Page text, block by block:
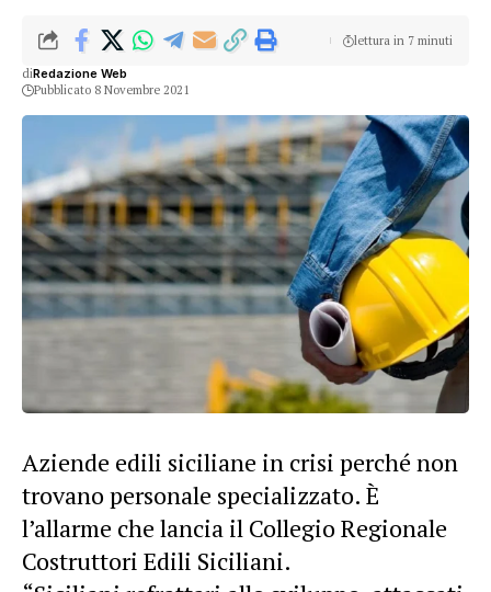
diRedazione Web
Pubblicato 8 Novembre 2021
lettura in 7 minuti
Aziende edili siciliane in crisi perché non
trovano personale specializzato. È
l’allarme che lancia il Collegio Regionale
Costruttori Edili Siciliani.